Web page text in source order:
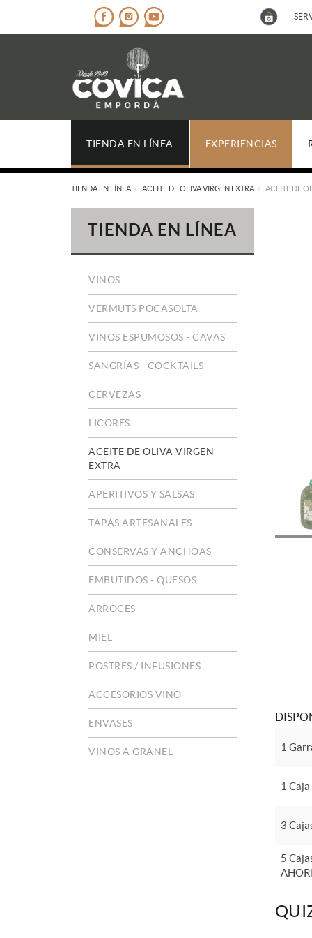
TIENDA EN LÍNEA EXPERIENCIAS
TIENDA EN LÍNEA ACEITE DE OLIVA VIRGEN EXTRA ACEITE DE
TIENDA EN LÍNEA
VINOS
VERMUTS POCASOLTA
VINOS ESPUMOSOS - CAVAS
SANGRÍAS - COCKTAILS
CERVEZAS
LICORES
ACEITE DE OLIVA VIRGEN
EXTRA
APERITIVOS Y SALSAS
TAPAS ARTESANALES
CONSERVAS Y ANCHOAS
EMBUTIDOS - QUESOS
ARROCES
MIEL
POSTRES / INFUSIONES
ACCESORIOS VINO
ENVASES
VINOS A GRANEL 1
1
3
5